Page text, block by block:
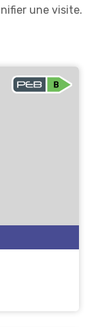
une visite.